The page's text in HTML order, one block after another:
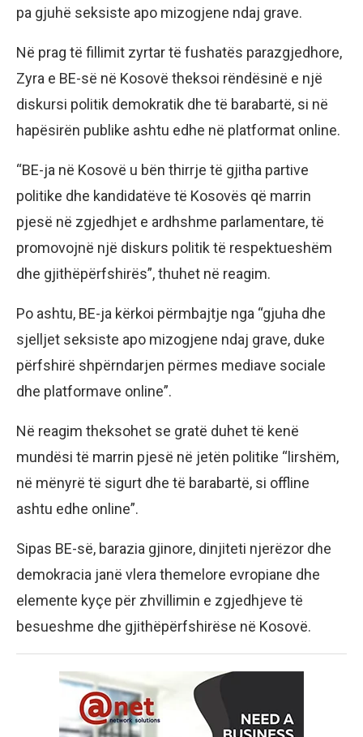
pa gjuhë seksiste apo mizogjene ndaj grave.
Në prag të fillimit zyrtar të fushatës parazgjedhore,
Zyra e BE-së në Kosovë theksoi rëndësinë e një
diskursi politik demokratik dhe të barabartë, si në
hapësirën publike ashtu edhe në platformat online.
“BE-ja në Kosovë u bën thirrje të gjitha partive
politike dhe kandidatëve të Kosovës që marrin
pjesë në zgjedhjet e ardhshme parlamentare, të
promovojnë një diskurs politik të respektueshëm
dhe gjithëpërfshirës”, thuhet në reagim.
Po ashtu, BE-ja kërkoi përmbajtje nga “gjuha dhe
sjelljet seksiste apo mizogjene ndaj grave, duke
përfshirë shpërndarjen përmes mediave sociale
dhe platformave online”.
Në reagim theksohet se gratë duhet të kenë
mundësi të marrin pjesë në jetën politike “lirshëm,
në mënyrë të sigurt dhe të barabartë, si offline
ashtu edhe online”.
Sipas BE-së, barazia gjinore, dinjiteti njerëzor dhe
demokracia janë vlera themelore evropiane dhe
elemente kyçe për zhvillimin e zgjedhjeve të
besueshme dhe gjithëpërfshirëse në Kosovë.